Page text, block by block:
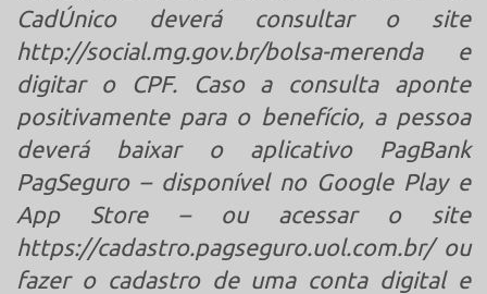
CadÚnico deverá consultar o site
http://social.mg.gov.br/bolsa-merenda e
digitar o CPF. Caso a consulta aponte
positivamente para o benefício, a pessoa
deverá baixar o aplicativo PagBank
PagSeguro – disponível no Google Play e
App Store – ou acessar o site
https://cadastro.pagseguro.uol.com.br/ ou
fazer o cadastro de uma conta digital e